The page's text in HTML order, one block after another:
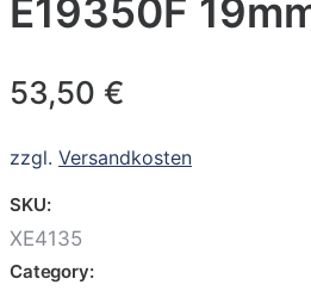
E19350F
53,50 €
zzgl. Versandkosten
SKU:
XE4135
Category: